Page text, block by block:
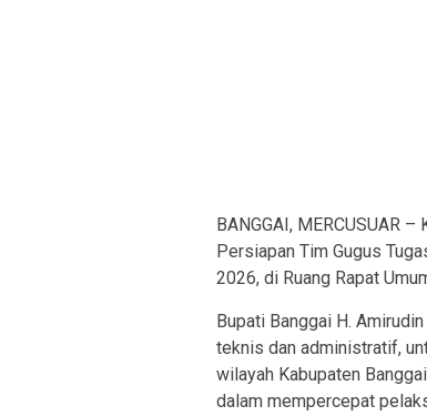
BANGGAI, MERCUSUAR
Persiapan Tim Gugus
2026, di Ruang Rapat
Bupati Banggai H.
teknis dan administratif,
wilayah Kabupaten
dalam mempercepat